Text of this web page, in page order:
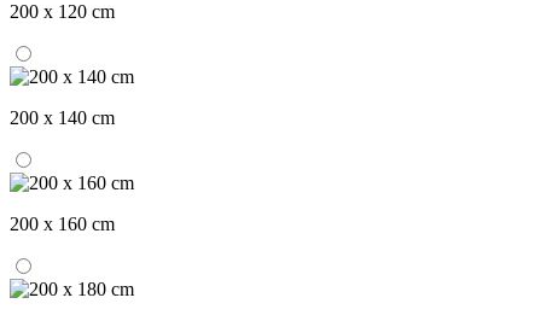
200 x 120 cm
200 x 140 cm
200 x 160 cm